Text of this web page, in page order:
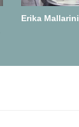
Erika Mallarini